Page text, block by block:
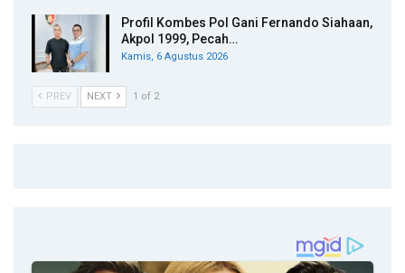
Profil Kombes Pol Gani Fernando Siahaan,
Akpol 1999, Pecah…
Kamis, 6 Agustus 2026
PREV NEXT 1 of 2